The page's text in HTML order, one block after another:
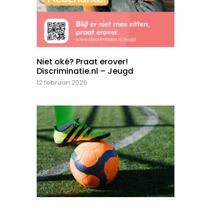
Niet oké? Praat erover!
Discriminatie.nl – Jeugd
12 februari 2026